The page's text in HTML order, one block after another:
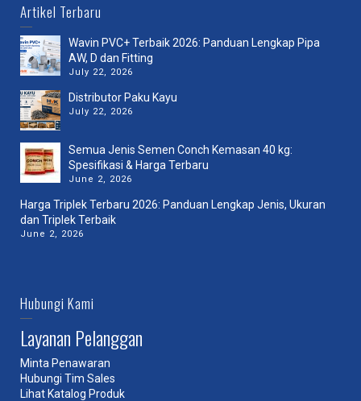
Artikel Terbaru
Wavin PVC+ Terbaik 2026: Panduan Lengkap Pipa
AW, D dan Fitting
July 22, 2026
Distributor Paku Kayu
July 22, 2026
Semua Jenis Semen Conch Kemasan 40 kg:
Spesifikasi & Harga Terbaru
June 2, 2026
Harga Triplek Terbaru 2026: Panduan Lengkap Jenis, Ukuran
dan Triplek Terbaik
June 2, 2026
Hubungi Kami
Layanan Pelanggan
Minta Penawaran
Hubungi Tim Sales
Lihat Katalog Produk